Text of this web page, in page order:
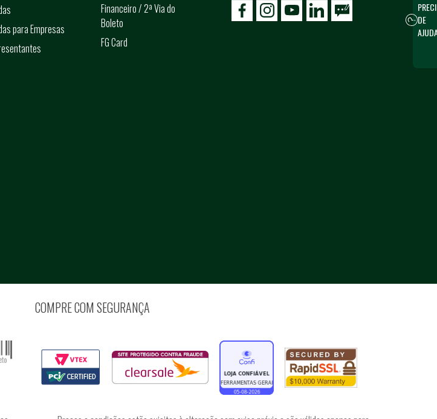
icon-facebook
icon-social02icon-social03
para Empresas
Financeiro / 2ª Via do
Boleto
FG Card
COMPRE COM SEGURANÇA
DE